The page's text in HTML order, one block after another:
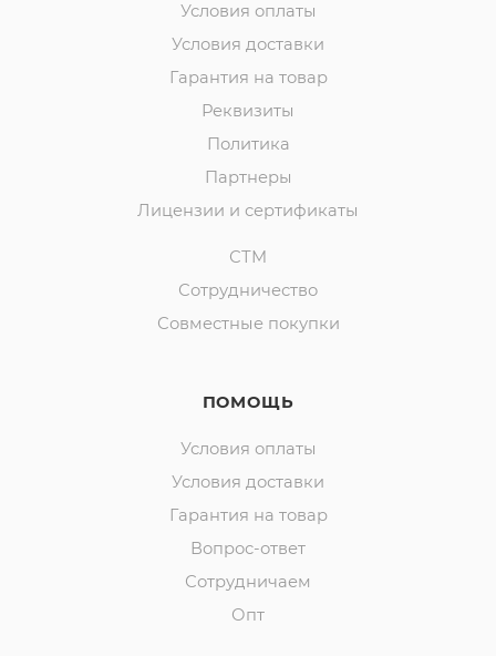
Условия оплаты
Условия доставки
Гарантия на товар
Реквизиты
Политика
Партнеры
Лицензии и сертификаты
СТМ
Сотрудничество
Совместные покупки
ПОМОЩЬ
Условия оплаты
Условия доставки
Гарантия на товар
Вопрос-ответ
Сотрудничаем
Опт